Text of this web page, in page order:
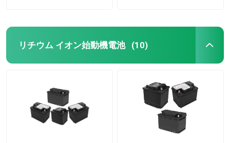
リチウム イオン始動機電池 (10)